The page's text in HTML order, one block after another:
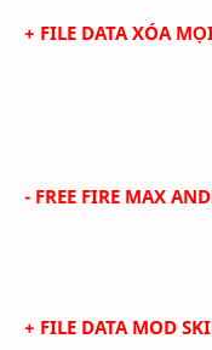
+ FILE DATA XÓA
- FREE FIRE MAX
+ FILE DATA MOD